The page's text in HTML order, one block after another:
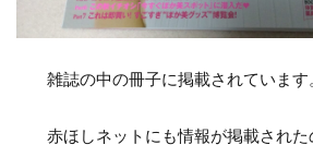
雑誌の中の冊子に掲載されています
赤ほしネットにも情報が掲載された